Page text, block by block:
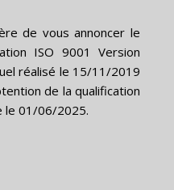
de vous annoncer le
ISO 9001 Version
réalisé le 15/11/2019
de la qualification
le 01/06/2025.